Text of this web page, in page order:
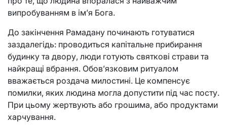
випробуванням в ім’я Бога.
До закінчення Рамадану починають готуватися
заздалегідь: проводиться капітальне прибирання
будинку та двору, люди готують святкові страви та
найкращі вбрання. Обов’язковим ритуалом
вважається роздача милостині. Це компенсує
помилки, яких людина могла допустити під час посту.
При цьому жертвують або грошима, або продуктами
харчування.